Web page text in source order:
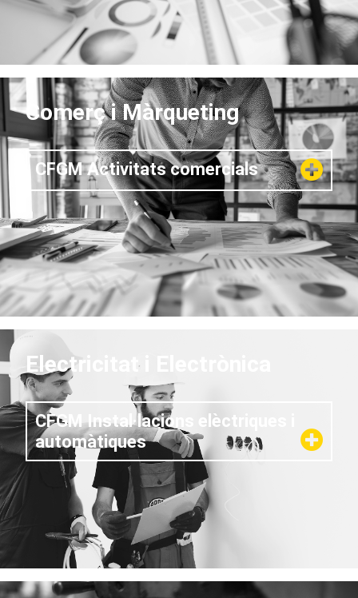
Comerç i Màrqueting
CFGM Activitats comercials
Electricitat i Electrònica
CFGM Instal·lacions elèctriques i
automàtiques